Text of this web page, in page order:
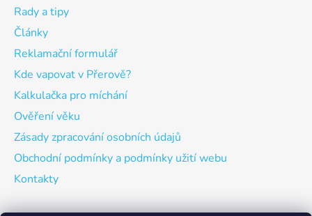
Rady a tipy
Články
Reklamační formulář
Kde vapovat v Přerově?
Kalkulačka pro míchání
Ověření věku
Zásady zpracování osobních údajů
Obchodní podmínky a podmínky užití webu
Kontakty